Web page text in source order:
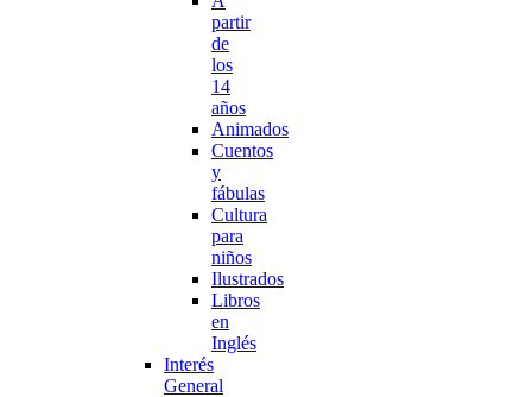
partir
de
los
14
años
Animados
Cuentos
y
fábulas
Cultura
para
niños
Ilustrados
Libros
en
Inglés
Interés
General